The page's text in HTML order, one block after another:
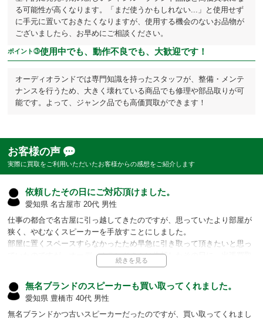
る可能性が高くなります。「まだ使うかもしれない...」と使用せず
に手元に置いておきたくなりますが、使用する機会のないお品物が
ございましたら、お早めにご相談ください。
ポイント③使用中でも、動作不良でも、大歓迎です！
オーディオランドでは専門知識を持ったスタッフが、整備・メンテ
ナンスを行うため、大きく壊れている商品でも修理や部品取りが可
能です。よって、ジャンク品でも高価買取ができます！
お客様の声
実際に買取をご利用いただいたお客様からの感想をご紹介します
依頼したその日にご対応頂けました。
愛知県 名古屋市 20代 男性
仕事の都合で名古屋に引っ越してきたのですが、思っていたより部屋が
狭く、やむなくスピーカーを手放すことにしました。
部屋に置くスペースすらなかったため早急に引き取って頂きたいと思っ
ていたのですが、オーディオランドさんは依頼したその日に、出張買取
担当者より
無名ブランドのスピーカーも買い取ってくれました。
愛知県 豊橋市 40代 男性
無名ブランドかつ古いスピーカーだったのですが、買い取ってくれまし